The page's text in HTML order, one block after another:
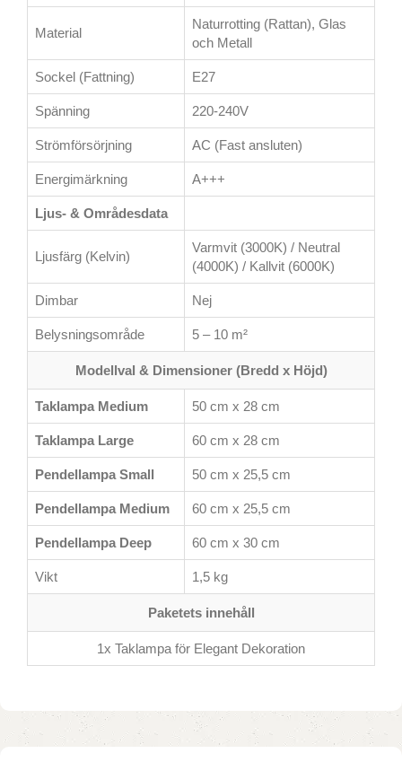
Material
Naturrotting (Rattan), Glas
och Metall
Sockel (Fattning) E27
Spänning 220-240V
Strömförsörjning AC (Fast ansluten)
Energimärkning A+++
Ljus- & Områdesdata
Ljusfärg (Kelvin)
Varmvit (3000K) / Neutral
(4000K) / Kallvit (6000K)
Dimbar Nej
Belysningsområde 5 – 10 m²
Modellval & Dimensioner (Bredd x Höjd)
Taklampa Medium 50 cm x 28 cm
Taklampa Large 60 cm x 28 cm
Pendellampa Small 50 cm x 25,5 cm
Pendellampa Medium 60 cm x 25,5 cm
Pendellampa Deep 60 cm x 30 cm
Vikt 1,5 kg
Paketets innehåll
1x Taklampa för Elegant Dekoration